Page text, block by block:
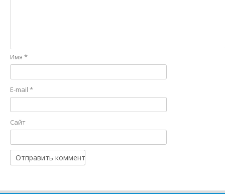
Имя *
E-mail *
Сайт